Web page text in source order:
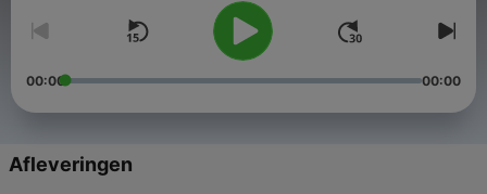
00:00 00:00
Afleveringen